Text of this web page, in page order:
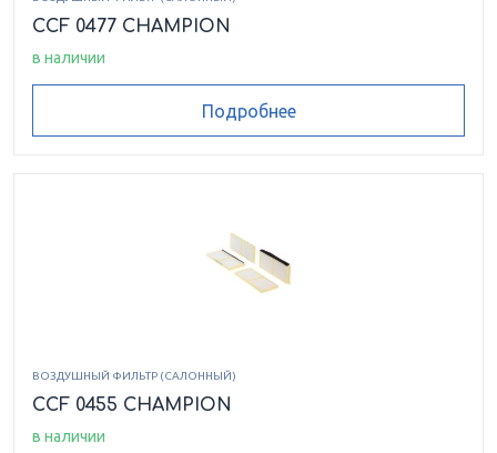
CCF 0477 CHAMPION
в наличии
Подробнее
ВОЗДУШНЫЙ ФИЛЬТР (САЛОННЫЙ)
CCF 0455 CHAMPION
в наличии